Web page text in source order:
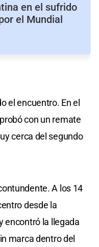
en el sufrido
el Mundial
el encuentro. En el
con un remate
cerca del segundo
A los 14
desde la
encontró la llegada
marca dentro del